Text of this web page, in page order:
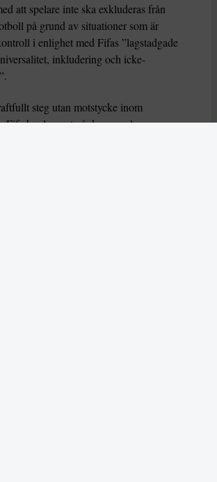
att spelare inte ska exkluderas från
på grund av situationer som är
i enlighet med Fifas ”lagstadgade
inkludering och icke-
steg utan motstycke inom
har lyssnat på dessa spelare som en